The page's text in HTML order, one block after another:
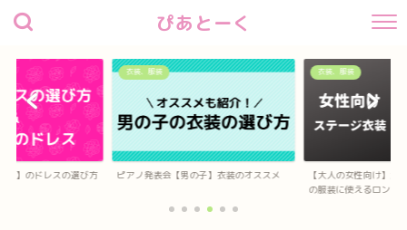
ぴあとーく
子】衣装のオススメ
衣装、服装
【大人の女性向け】演奏会、発表会、伴奏
オススメサービス
Amazon Music